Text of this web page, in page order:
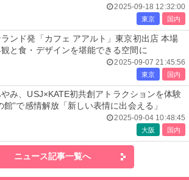
2025-09-18 12:32:00
東京 国内
ランド発「カフェ アアルト」東京初出店 本場
と食・デザインを堪能できる空間に
2025-09-07 21:45:56
東京 国内
み、USJ×KATE初共創アトラクションを体験
館”で感情解放「新しい表情に出会える」
2025-09-04 10:48:45
大阪 国内
ニュース記事一覧へ